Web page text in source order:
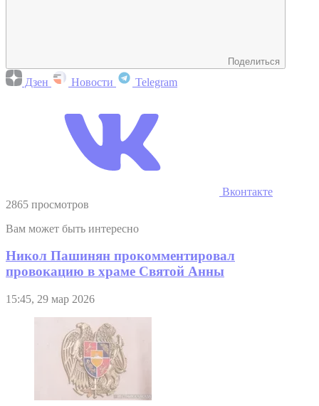
Поделиться
Дзен Новости Telegram
Вконтакте
2865 просмотров
Вам может быть интересно
Никол Пашинян прокомментировал
провокацию в храме Святой Анны
15:45, 29 мар 2026